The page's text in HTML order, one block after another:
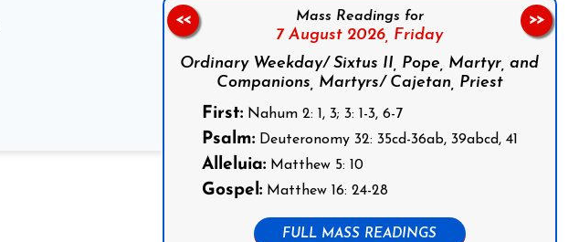
Mass Readings for
7 August 2026, Friday
Ordinary Weekday/ Sixtus II, Pope, Martyr, and
Companions, Martyrs/ Cajetan, Priest
First:Nahum 2: 1, 3; 3: 1-3, 6-7
Psalm:Deuteronomy 32: 35cd-36ab, 39abcd, 41
Alleluia:Matthew 5: 10
Gospel:Matthew 16: 24-28
FULL MASS READINGS
<< >>